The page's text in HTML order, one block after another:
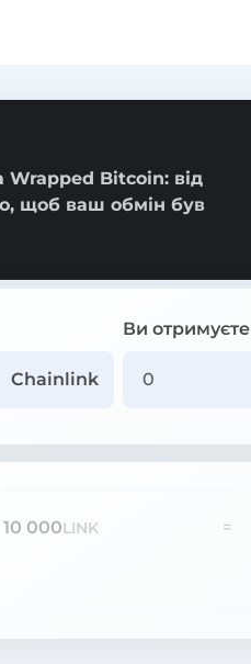
Wrapped Bitcoin: від
щоб ваш обмін був
Chainlink
Ви отримуєте
10 000LINK =